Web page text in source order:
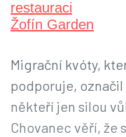
Migrační kvóty,
podporuje,
někteří jen silou
Chovanec věří, že